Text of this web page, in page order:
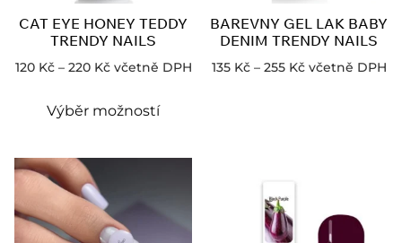
CAT EYE HONEY TEDDY
TRENDY NAILS
120 Kč – 220 Kč včetně DPH
Výběr možností
BAREVNY GEL LAK BABY
DENIM TRENDY NAILS
135 Kč – 255 Kč včetně DPH